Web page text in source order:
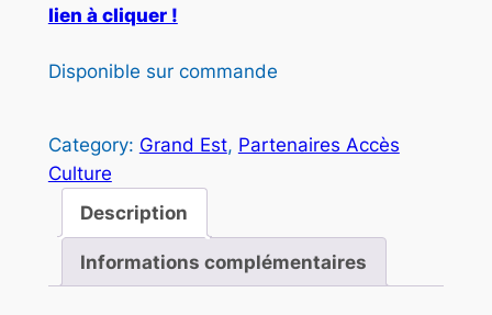
lien à cliquer !
Disponible sur commande
Category: Grand Est, Partenaires Accès
Culture
Description
Informations complémentaires